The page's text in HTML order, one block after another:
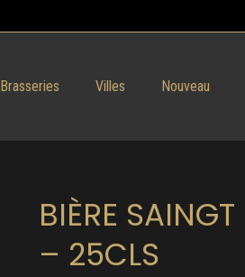
Brasseries Villes Nouveau
BIÈRE SAINGT
– 25CLS